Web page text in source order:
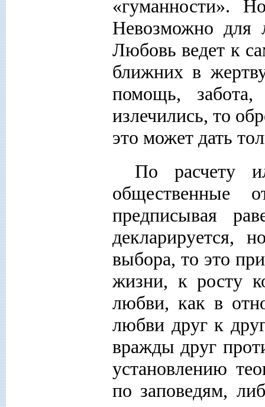
«гуманности».
Невозможно для
Любовь ведет к
ближних в
помощь,
излечились, то
это может дать
По расчету
общественные
предписывая
декларируется,
выбора, то это
жизни, к росту
любви, как в
любви друг к
вражды друг
установлению
по заповедям,